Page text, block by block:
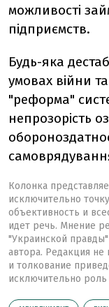
можливості
підприємств.
Будь-яка
умовах війни
"реформа"
непрозорість
Колонка
исключительно
объективность и
идет речь. Мнение
"Украинской
автора. Редакция не
и толкование
исключительно роль